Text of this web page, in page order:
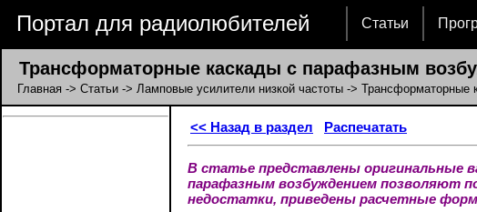
Портал для радиолюбителей Статьи
Трансформаторные каскады с парафазным
Главная -> Статьи -> Ламповые усилители низкой частоты -> Трансформаторные
<< Назад в раздел Распечатать
В статье представлены оригинальные
парафазным возбуждением позволяют
недостатки, приведены расчетные